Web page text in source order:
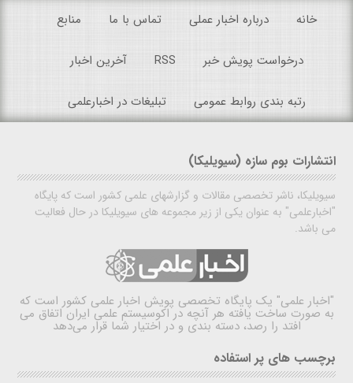
خانه درباره اخبار عملی تماس با ما منابع
درخواست پویش خبر RSS آخرین اخبار
رتبه بندی روابط عمومی تبلیغات در اخبارعلمی
انتشارات بوم سازه (سیویلیکا)
سیویلیکا، ناشر تخصصی مقالات و گزارشهای علمی کشور است که پایگاه
"اخبارعلمی" به عنوان یکی از زیر مجموعه های سیویلیکا در حال فعالیت
می باشد.
"اخبار علمی" یک پایگاه تخصصی پویش اخبار علمی کشور است که
به صورت ساخت یافته هر آنچه در اکوسیستم علمی ایران اتفاق می
افتد را رصد، دسته بندی و در اختیار شما قرار می‌دهد
برچسب های پر استفاده